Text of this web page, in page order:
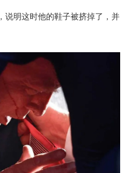
，说明这时他的鞋子被挤掉了，并